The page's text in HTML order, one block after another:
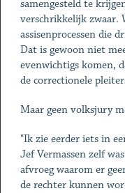
samengesteld te
verschrikkelijk zwaar.
assisenprocessen die
Dat is gewoon niet
evenwichtigs komen,
de correctionele
Maar geen volksjury
"Ik zie eerder iets in
Jef Vermassen zelf
afvroeg waarom er
de rechter kunnen